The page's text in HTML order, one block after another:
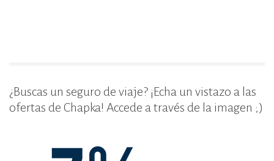
¿Buscas un seguro de viaje? ¡Echa un vistazo a las
ofertas de Chapka! Accede a través de la imagen ;)